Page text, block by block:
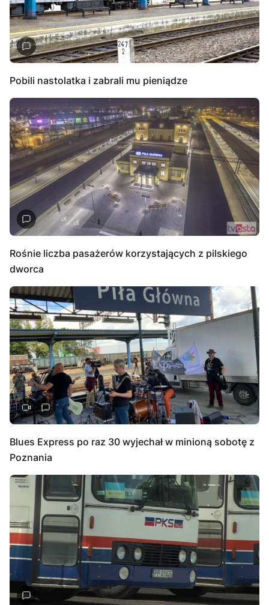
Pobili nastolatka i zabrali mu pieniądze
Rośnie liczba pasażerów korzystających z pilskiego
dworca
Blues Express po raz 30 wyjechał w minioną sobotę z
Poznania